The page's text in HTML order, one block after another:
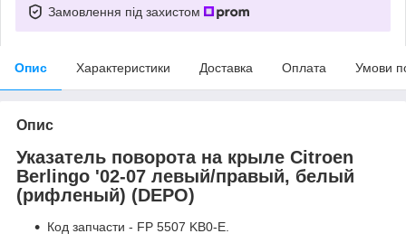
Замовлення під захистом
Опис Характеристики Доставка Оплата Умови
Опис
Указатель поворота на крыле Citroen
Berlingo '02-07 левый/правый, белый
(рифленый) (DEPO)
Код запчасти - FP 5507 KB0-E.